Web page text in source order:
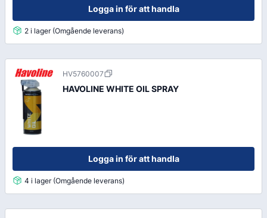
Logga in för att handla
2 i lager (Omgående leverans)
HV5760007
HAVOLINE WHITE OIL SPRAY
Logga in för att handla
4 i lager (Omgående leverans)